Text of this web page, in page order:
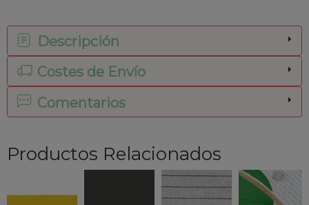
Descripción
Costes de Envío
Comentarios
Productos Relacionados